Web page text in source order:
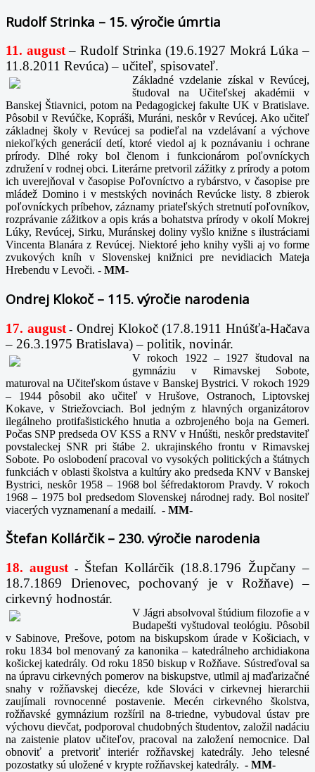
Rudolf Strinka – 15. výročie úmrtia
11. august – Rudolf Strinka (19.6.1927 Mokrá Lúka –
11.8.2011 Revúca) – učiteľ, spisovateľ.
Základné vzdelanie získal v Revúcej,
študoval na Učiteľskej akadémii v
Banskej Štiavnici, potom na Pedagogickej fakulte UK v Bratislave.
Pôsobil v Revúčke, Kopráši, Muráni, neskôr v Revúcej. Ako učiteľ
základnej školy v Revúcej sa podieľal na vzdelávaní a výchove
niekoľkých generácií detí, ktoré viedol aj k poznávaniu i ochrane
prírody. Dlhé roky bol členom i funkcionárom poľovníckych
združení v rodnej obci. Literárne pretvoril zážitky z prírody a potom
ich uverejňoval v časopise Poľovníctvo a rybárstvo, v časopise pre
mládež Domino i v mestských novinách Revúcke listy. 8 zbierok
poľovníckych príbehov, záznamy priateľských stretnutí poľovníkov,
rozprávanie zážitkov a opis krás a bohatstva prírody v okolí Mokrej
Lúky, Revúcej, Sirku, Muránskej doliny vyšlo knižne s ilustráciami
Vincenta Blanára z Revúcej. Niektoré jeho knihy vyšli aj vo forme
zvukových kníh v Slovenskej knižnici pre nevidiacich Mateja
Hrebendu v Levoči. - MM-
Ondrej Klokoč – 115. výročie narodenia
17. august- Ondrej Klokoč (17.8.1911 Hnúšťa-Hačava
– 26.3.1975 Bratislava) – politik, novinár.
V rokoch 1922 – 1927 študoval na
gymnáziu v Rimavskej Sobote,
maturoval na Učiteľskom ústave v Banskej Bystrici. V rokoch 1929
– 1944 pôsobil ako učiteľ v Hrušove, Ostranoch, Liptovskej
Kokave, v Striežovciach. Bol jedným z hlavných organizátorov
ilegálneho protifašistického hnutia a ozbrojeného boja na Gemeri.
Počas SNP predseda OV KSS a RNV v Hnúšti, neskôr predstaviteľ
povstaleckej SNR pri štábe 2. ukrajinského frontu v Rimavskej
Sobote. Po oslobodení pracoval vo vysokých politických a štátnych
funkciách v oblasti školstva a kultúry ako predseda KNV v Banskej
Bystrici, neskôr 1958 – 1968 bol šéfredaktorom Pravdy. V rokoch
1968 – 1975 bol predsedom Slovenskej národnej rady. Bol nositeľ
viacerých vyznamenaní a medailí. - MM-
Štefan Kollárčik – 230. výročie narodenia
18. august -
Štefan Kollárčik (18.8.1796 Župčany –
18.7.1869 Drienovec, pochovaný je v Rožňave) –
cirkevný hodnostár.
V Jágri absolvoval štúdium filozofie a v
Budapešti vyštudoval teológiu. Pôsobil
v Sabinove, Prešove, potom na biskupskom úrade v Košiciach, v
roku 1834 bol menovaný za kanonika – katedrálneho archidiakona
košickej katedrály. Od roku 1850 biskup v Rožňave. Sústreďoval sa
na úpravu cirkevných pomerov na biskupstve, utlmil aj maďarizačné
snahy v rožňavskej diecéze, kde Slováci v cirkevnej hierarchii
zaujímali rovnocenné postavenie. Mecén cirkevného školstva,
rožňavské gymnázium rozšíril na 8-triedne, vybudoval ústav pre
výchovu dievčat, podporoval chudobných študentov, založil nadáciu
na zaistenie platov učiteľov, pracoval na založení nemocnice. Dal
obnoviť a pretvoriť interiér rožňavskej katedrály. Jeho telesné
pozostatky sú uložené v krypte rožňavskej katedrály. - MM-